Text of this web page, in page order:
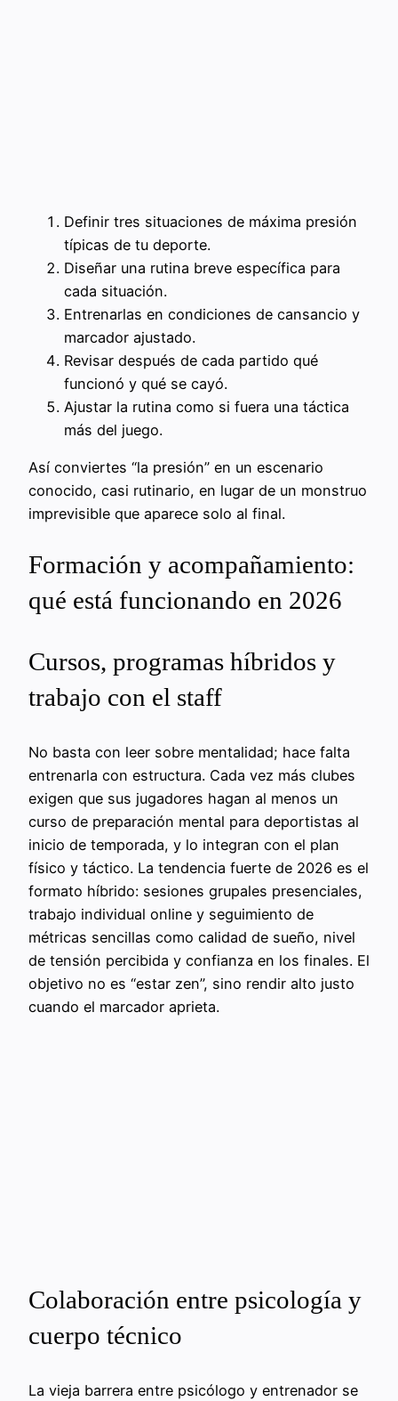
Definir tres situaciones de máxima presión
típicas de tu deporte.
Diseñar una rutina breve específica para
cada situación.
Entrenarlas en condiciones de cansancio y
marcador ajustado.
Revisar después de cada partido qué
funcionó y qué se cayó.
Ajustar la rutina como si fuera una táctica
más del juego.
Así conviertes “la presión” en un escenario
conocido, casi rutinario, en lugar de un monstruo
imprevisible que aparece solo al final.
Formación y acompañamiento:
qué está funcionando en 2026
Cursos, programas híbridos y
trabajo con el staff
No basta con leer sobre mentalidad; hace falta
entrenarla con estructura. Cada vez más clubes
exigen que sus jugadores hagan al menos un
curso de preparación mental para deportistas al
inicio de temporada, y lo integran con el plan
físico y táctico. La tendencia fuerte de 2026 es el
formato híbrido: sesiones grupales presenciales,
trabajo individual online y seguimiento de
métricas sencillas como calidad de sueño, nivel
de tensión percibida y confianza en los finales. El
objetivo no es “estar zen”, sino rendir alto justo
cuando el marcador aprieta.
Colaboración entre psicología y
cuerpo técnico
La vieja barrera entre psicólogo y entrenador se